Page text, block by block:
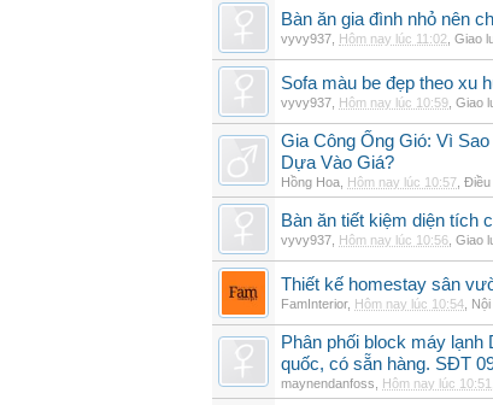
Bàn ăn gia đình nhỏ nên
vyvy937 Hôm nay lúc 11:02 Giao
Sofa màu be đẹp theo xu
vyvy937 Hôm nay lúc 10:59 Giao
Gia Công Ống Gió: Vì
Dựa Vào Giá?
Hồng Hoa Hôm nay lúc 10:57 Điều
Bàn ăn tiết kiệm diện tích
vyvy937 Hôm nay lúc 10:56 Giao
Thiết kế homestay sân
FamInterior, Hôm nay lúc 10:54
Phân phối block máy
quốc, có sẵn hàng. SĐT
maynendanfoss Hôm nay lúc 10:51